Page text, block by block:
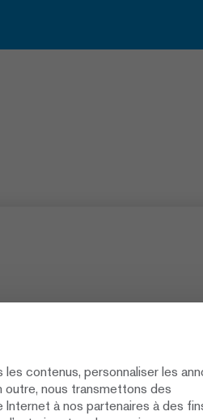
Social Media
contenus, personnaliser les
outre, nous transmettons des
à nos partenaires à des